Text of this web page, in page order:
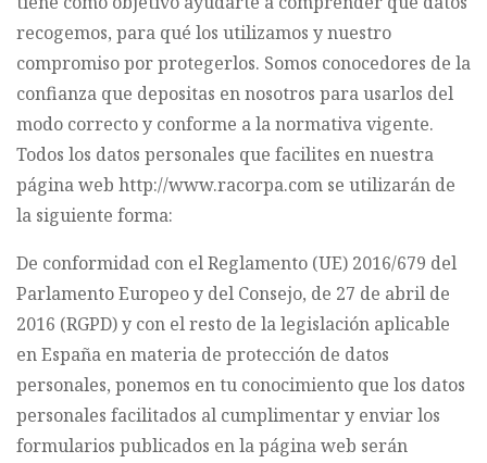
recogemos, para qué los utilizamos y nuestro
compromiso por protegerlos. Somos conocedores de la
confianza que depositas en nosotros para usarlos del
modo correcto y conforme a la normativa vigente.
Todos los datos personales que facilites en nuestra
página web http://www.racorpa.com se utilizarán de
la siguiente forma:
De conformidad con el Reglamento (UE) 2016/679 del
Parlamento Europeo y del Consejo, de 27 de abril de
2016 (RGPD) y con el resto de la legislación aplicable
en España en materia de protección de datos
personales, ponemos en tu conocimiento que los datos
personales facilitados al cumplimentar y enviar los
formularios publicados en la página web serán